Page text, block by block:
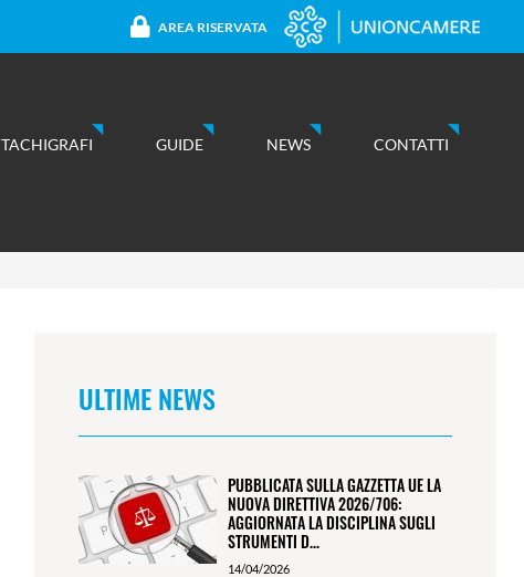
AREA RISERVATA
TACHIGRAFI GUIDE NEWS CONTATTI
ULTIME NEWS
PUBBLICATA SULLA GAZZETTA UE LA
NUOVA DIRETTIVA 2026/706:
AGGIORNATA LA DISCIPLINA SUGLI
STRUMENTI D...
14/04/2026